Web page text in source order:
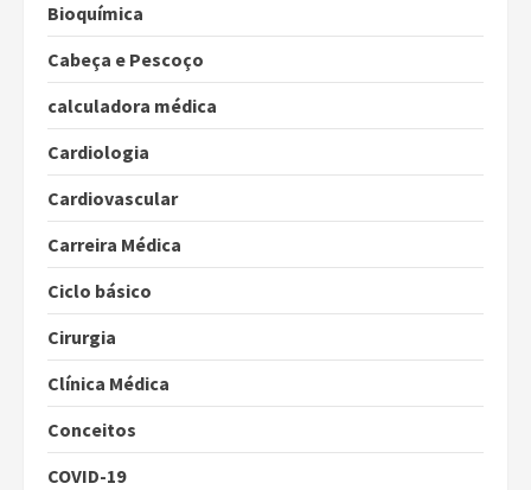
Bioquímica
Cabeça e Pescoço
calculadora médica
Cardiologia
Cardiovascular
Carreira Médica
Ciclo básico
Cirurgia
Clínica Médica
Conceitos
COVID-19